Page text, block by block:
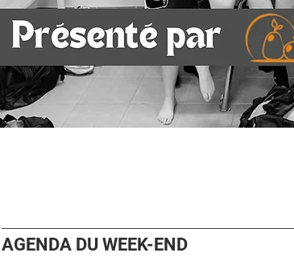
AGENDA DU WEEK-END